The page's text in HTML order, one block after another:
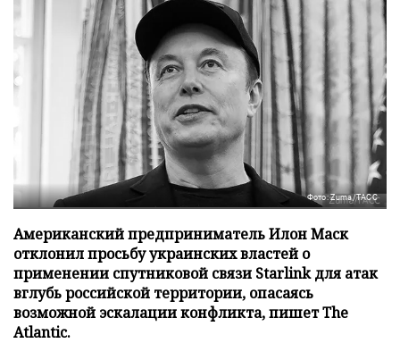
Фото: Zuma/ТАСС
Американский предприниматель Илон Маск
отклонил просьбу украинских властей о
применении спутниковой связи Starlink для атак
вглубь российской территории, опасаясь
возможной эскалации конфликта, пишет The
Atlantic.